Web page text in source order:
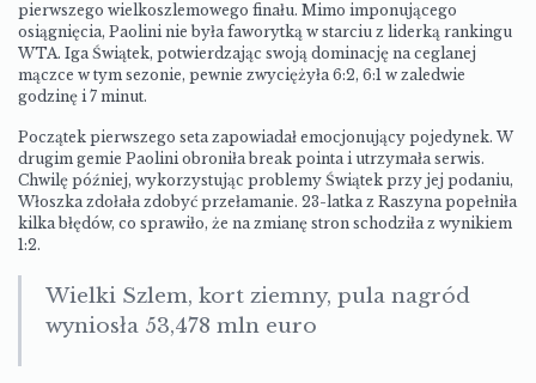
pierwszego wielkoszlemowego finału. Mimo imponującego
osiągnięcia, Paolini nie była faworytką w starciu z liderką rankingu
WTA. Iga Świątek, potwierdzając swoją dominację na ceglanej
mączce w tym sezonie, pewnie zwyciężyła 6:2, 6:1 w zaledwie
godzinę i 7 minut.
Początek pierwszego seta zapowiadał emocjonujący pojedynek. W
drugim gemie Paolini obroniła break pointa i utrzymała serwis.
Chwilę później, wykorzystując problemy Świątek przy jej podaniu,
Włoszka zdołała zdobyć przełamanie. 23-latka z Raszyna popełniła
kilka błędów, co sprawiło, że na zmianę stron schodziła z wynikiem
1:2.
Wielki Szlem, kort ziemny, pula nagród
wyniosła 53,478 mln euro